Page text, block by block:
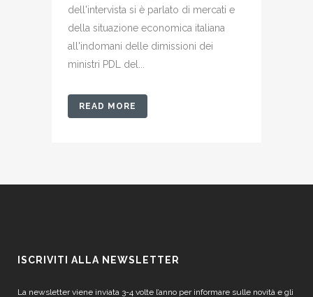
dell'intervista si è parlato di mercati e
della situazione economica italiana
all'indomani delle dimissioni dei
ministri PDL del...
READ MORE
ISCRIVITI ALLA NEWSLETTER
La newsletter viene inviata 3-4 volte l’anno per informare sulle novità e gli